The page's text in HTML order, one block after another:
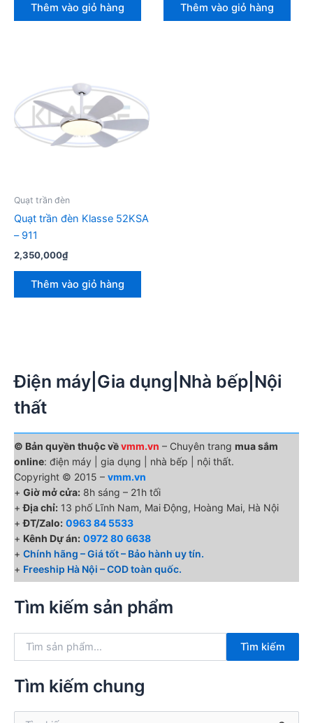
Thêm vào giỏ hàng Thêm vào giỏ hàng
Quạt trần đèn
Quạt trần đèn Klasse 52KSA
– 911
2,350,000₫
Thêm vào giỏ hàng
Điện máy|Gia dụng|Nhà bếp|Nội
thất
© Bản quyền thuộc vềvmm.vn – Chuyên trang mua sắm
online: điện máy | gia dụng | nhà bếp | nội thất.
Copyright © 2015 – vmm.vn
+ Giờ mở cửa: 8h sáng – 21h tối
+Địa chỉ: 13 phố Lĩnh Nam, Mai Động, Hoàng Mai, Hà Nội
+ĐT/Zalo: 0963 84 5533
+ Kênh Dự án: 0972 80 6638
+ Chính hãng – Giá tốt – Bảo hành uy tín.
+ Freeship Hà Nội – COD toàn quốc.
Tìm kiếm sản phẩm
k
ế
Tìm kiếm
Tìm kiếm chung